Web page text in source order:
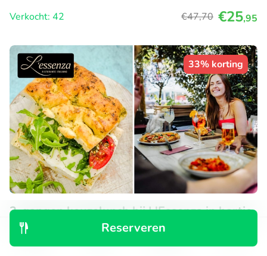
Reserveren
Verkocht: 42
€47,70 €25,95
33% korting
2-gangen keuzelunch bij L'Essenza in hartje
Rotterdam
Zo Ma Di Wo Do